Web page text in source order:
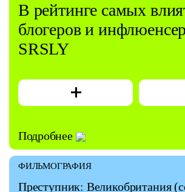
В рейтинге самых
блогеров и
SRSLY
Подробнее
ФИЛЬМОГРАФИЯ
Преступник: Великобритания